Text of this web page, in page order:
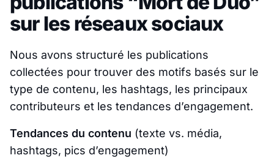
sur les réseaux sociaux
Nous avons structuré les publications
collectées pour trouver des motifs basés sur le
type de contenu, les hashtags, les principaux
contributeurs et les tendances d’engagement.
Tendances du contenu (texte vs. média,
hashtags, pics d’engagement)